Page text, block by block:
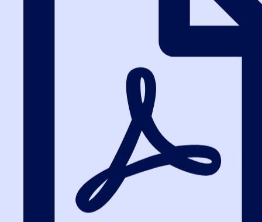
Хорошая школа, материал понятен, преподавательский состав
хороший. Объясняют всё доступно, на одну и туже тему порой по
несколько видео от разных преподавателей, что не понял у
одного, можно понять у другого. Тренажер позволяет
отработать начальные навыки. Я начал обучение параллельно с
устройством на работу в сфере закупок, до этого закупками не
занимался, и Высшая школа…